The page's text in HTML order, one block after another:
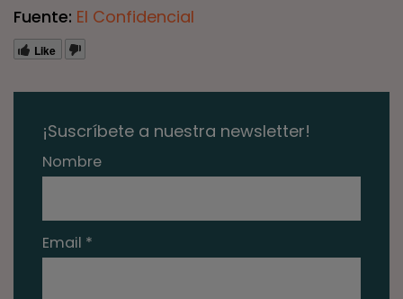
Fuente: El Confidencial
Like
¡Suscríbete a nuestra newsletter!
Nombre
Email *